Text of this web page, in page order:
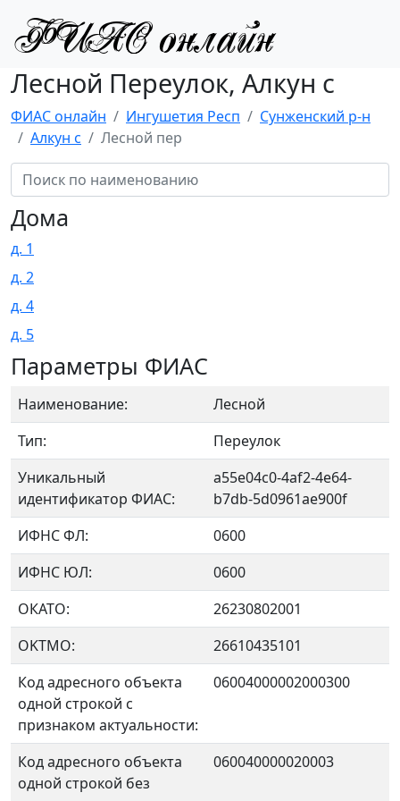
Лесной Переулок, Алкун с
ФИАС онлайн Ингушетия Респ
Сунженский р-н
Алкун с
Лесной пер
Дома
д. 1
д. 2
д. 4
д. 5
Параметры ФИАС
Наименование:
Лесной
Тип:
Переулок
Уникальный
идентификатор ФИАС:
a55e04c0-4af2-4e64-
b7db-5d0961ae900f
ИФНС ФЛ:
0600
ИФНС ЮЛ:
0600
ОКАТО:
26230802001
OKTMO:
26610435101
Код адресного объекта
одной строкой с
признаком актуальности:
06004000002000300
Код адресного объекта
одной строкой без
060040000020003